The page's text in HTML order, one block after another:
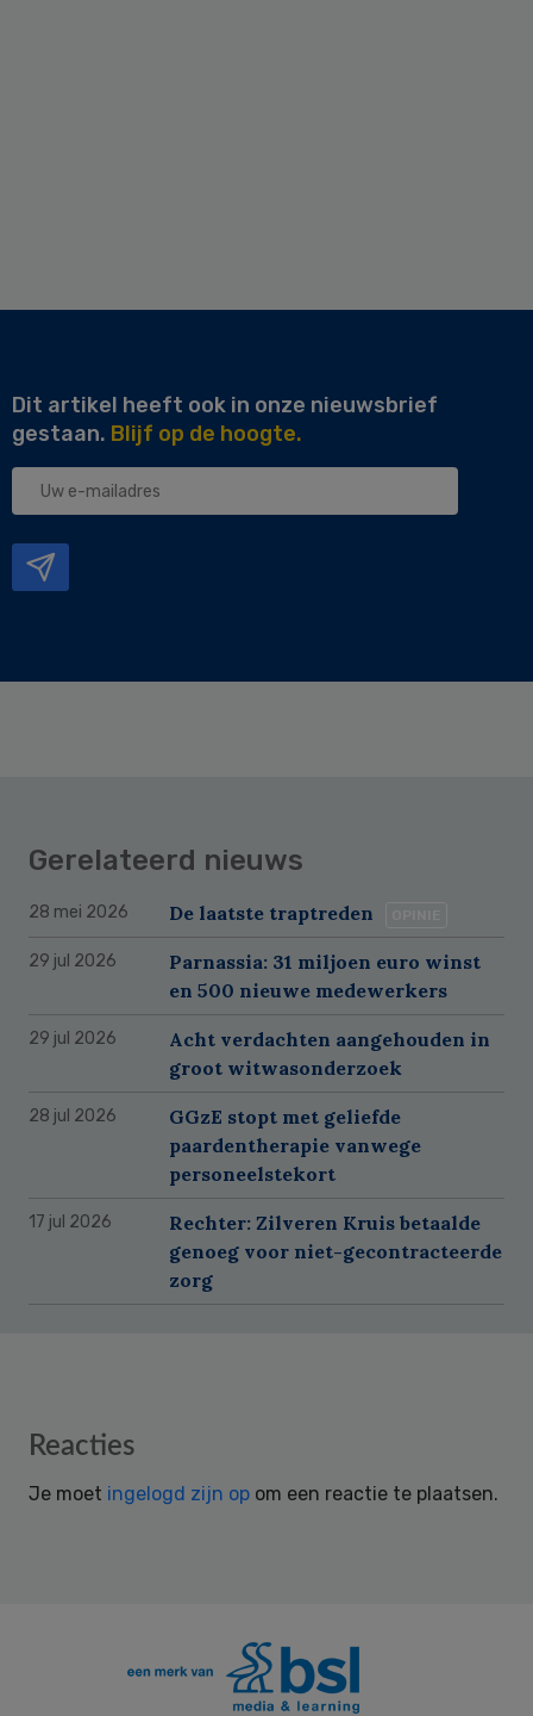
Dit artikel heeft ook in onze nieuwsbrief
gestaan. Blijf op de hoogte.
Uw
Gerelateerd nieuws
28 mei 2026 De laatste traptreden
29 jul 2026
Parnassia: 31 miljoen euro winst
en 500 nieuwe medewerkers
29 jul 2026
Acht verdachten aangehouden in
groot witwasonderzoek
28 jul 2026
GGzE stopt met geliefde
paardentherapie vanwege
personeelstekort
17 jul 2026
Rechter: Zilveren Kruis betaalde
genoeg voor niet-gecontracteerde
zorg
Reader
Reacties
Je moet ingelogd zijn op om een reactie te plaatsen.